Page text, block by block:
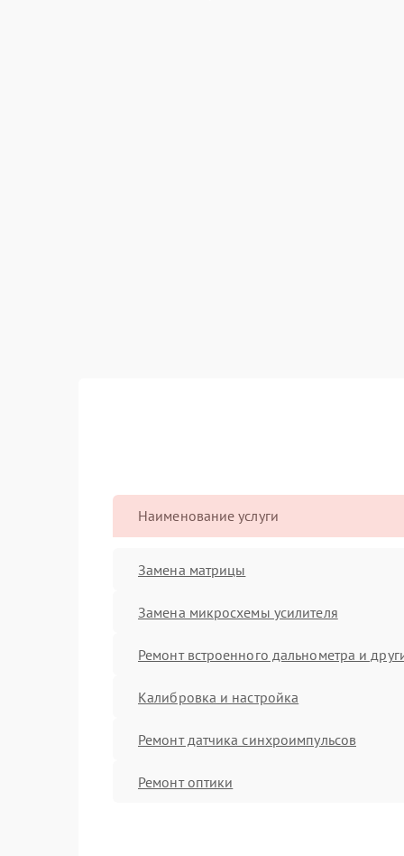
Наименование услуги
Замена матрицы
Замена микросхемы усилителя
Ремонт встроенного дальнометра и
Калибровка и настройка
Ремонт датчика синхроимпульсов
Ремонт оптики